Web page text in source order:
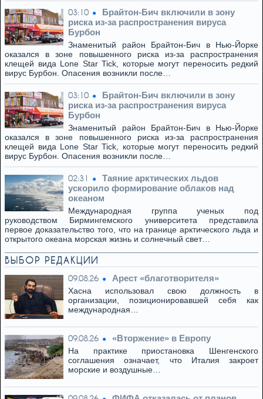
03:10
Брайтон-Бич включили в зону
риска из-за распространения вируса
Бурбон
Знаменитый район Брайтон-Бич в Нью-Йорке
оказался в зоне повышенного риска из-за распространения
клещей вида Lone Star Tick, которые могут переносить редкий
вирус Бурбон. Опасения возникли после…
03:10
Брайтон-Бич включили в зону
риска из-за распространения вируса
Бурбон
Знаменитый район Брайтон-Бич в Нью-Йорке
оказался в зоне повышенного риска из-за распространения
клещей вида Lone Star Tick, которые могут переносить редкий
вирус Бурбон. Опасения возникли после…
02:31
Таяние арктических льдов
ускорило формирование облаков над
океаном
Международная группа ученых под
руководством Бирмингемского университета представила
первое доказательство того, что на границе арктического льда и
открытого океана морская жизнь и солнечный свет…
ВЫБОР РЕДАКЦИИ
09.08.26 Арест «благотворителя»
Хасна использовал свою должность в
организации, позиционировавшей себя как
международная…
09.08.26 «Вторжение» в Европу
На практике приостановка Шенгенского
соглашения означает, что Италия закроет
морские и воздушные…